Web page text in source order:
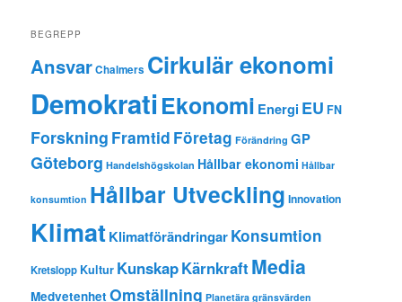
BEGREPP
AnsvarChalmers Cirkulär ekonomi
DemokratiEkonomi Energi EU FN
Forskning Framtid Företag Förändring GP
Göteborg Handelshögskolan Hållbar ekonomi Hållbar
konsumtion Hållbar Utveckling Innovation
KlimatKlimatförändringarKonsumtion
Kretslopp Kultur KunskapKärnkraft Media
MedvetenhetOmställning Planetära gränsvärden